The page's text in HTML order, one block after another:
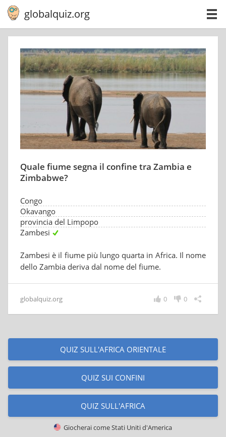
globalquiz.org
Quale fiume segna il confine tra Zambia e
Zimbabwe?
Congo
Okavango
provincia del Limpopo
Zambesi
Zambesi è il fiume più lungo quarta in Africa. Il nome
dello Zambia deriva dal nome del fiume.
globalquiz.org 0
0
QUIZ SULL'AFRICA ORIENTALE
QUIZ SUI CONFINI
QUIZ SULL'AFRICA
Giocherai comeStati Uniti d'America